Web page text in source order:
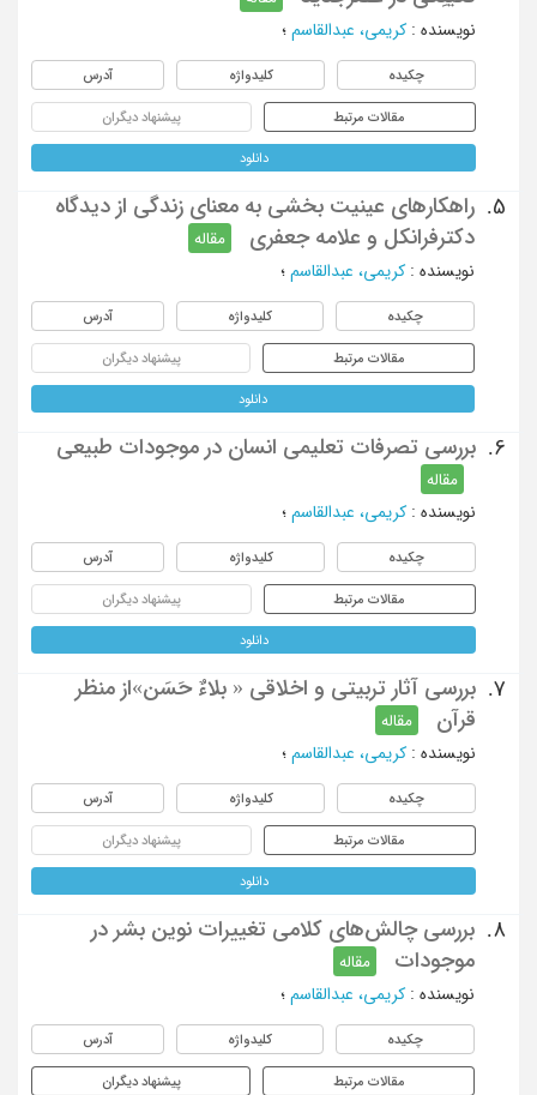
نویسنده : کریمی، عبدالقاسم ؛
چکیده کلیدواژه آدرس
مقالات مرتبط پیشنهاد دیگران
دانلود
5.
راهکارهای عینیت بخشی به معنای زندگی از دیدگاه
دکترفرانکل و علامه جعفری
مقاله
نویسنده : کریمی، عبدالقاسم ؛
چکیده کلیدواژه آدرس
مقالات مرتبط پیشنهاد دیگران
دانلود
6. بررسی تصرفات تعلیمی انسان در موجودات طبیعی
مقاله
نویسنده : کریمی، عبدالقاسم ؛
چکیده کلیدواژه آدرس
مقالات مرتبط پیشنهاد دیگران
دانلود
7.
بررسی آثار تربیتی و اخلاقی « بلاءٌ حَسَن»از منظر
قرآن
مقاله
نویسنده : کریمی، عبدالقاسم ؛
چکیده کلیدواژه آدرس
مقالات مرتبط پیشنهاد دیگران
دانلود
8.
بررسی چالش‌های کلامی تغییرات نوین بشر در
موجودات
مقاله
نویسنده : کریمی، عبدالقاسم ؛
چکیده کلیدواژه آدرس
مقالات مرتبط پیشنهاد دیگران